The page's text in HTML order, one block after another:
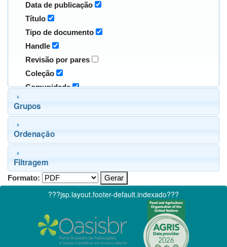
Data de publicação
Título
Tipo de documento
Handle
Revisão por pares
Coleção
Comunidade
Grupos
Ordenação
Filtragem
Formato:
???jsp.layout.footer-default.indexado???